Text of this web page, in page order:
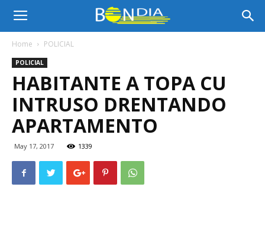
Bon
Dia
Aruba
Home POLICIAL
POLICIAL
HABITANTE A TOPA CU
INTRUSO DRENTANDO
APARTAMENTO
May 17, 2017 1339